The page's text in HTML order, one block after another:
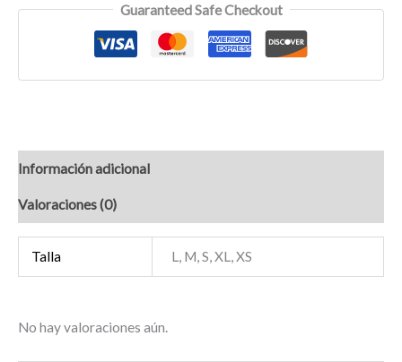
Guaranteed Safe Checkout
Información adicional
Valoraciones (0)
Talla L, M, S, XL, XS
No hay valoraciones aún.